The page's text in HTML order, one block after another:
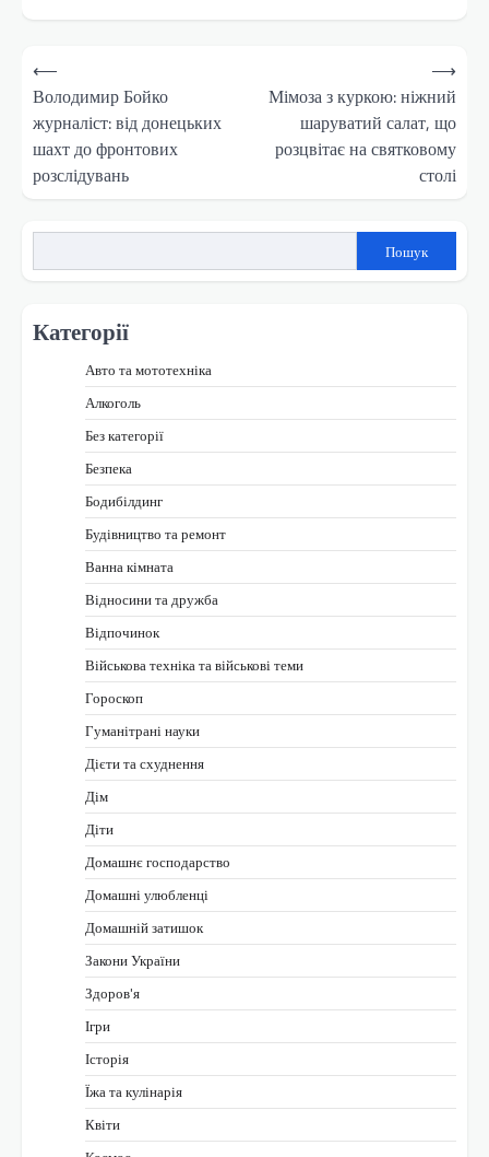
Навігація
записів
⟵
Володимир Бойко
журналіст: від донецьких
шахт до фронтових
розслідувань
Мімоза з куркою: ніжний
шаруватий салат, що
розцвітає на святковому
столі
⟶
Пошук
Категорії
Авто та мототехніка
Алкоголь
Без категорії
Безпека
Бодибілдинг
Будівництво та ремонт
Ванна кімната
Відносини та дружба
Відпочинок
Військова техніка та військові теми
Гороскоп
Гуманітрані науки
Дієти та схуднення
Дім
Діти
Домашнє господарство
Домашні улюбленці
Домашній затишок
Закони України
Здоров'я
Ігри
Історія
Їжа та кулінарія
Квіти